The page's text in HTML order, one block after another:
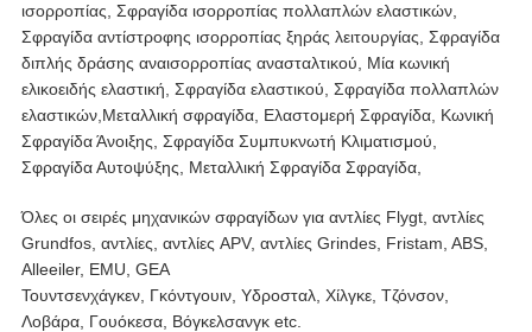
ισορροπίας, Σφραγίδα ισορροπίας πολλαπλών ελαστικών,
Σφραγίδα αντίστροφης ισορροπίας ξηράς λειτουργίας, Σφραγίδα
διπλής δράσης αναισορροπίας ανασταλτικού, Μία κωνική
ελικοειδής ελαστική, Σφραγίδα ελαστικού, Σφραγίδα πολλαπλών
ελαστικών,Μεταλλική σφραγίδα, Ελαστομερή Σφραγίδα, Κωνική
Σφραγίδα Άνοιξης, Σφραγίδα Συμπυκνωτή Κλιματισμού,
Σφραγίδα Αυτοψύξης, Μεταλλική Σφραγίδα Σφραγίδα,
Όλες οι σειρές μηχανικών σφραγίδων για αντλίες Flygt, αντλίες
Grundfos, αντλίες, αντλίες APV, αντλίες Grindes, Fristam, ABS,
Alleeiler, EMU, GEA
Τουντσενχάγκεν, Γκόντγουιν, Υδροσταλ, Χίλγκε, Τζόνσον,
Λοβάρα, Γουόκεσα, Βόγκελσανγκ etc.